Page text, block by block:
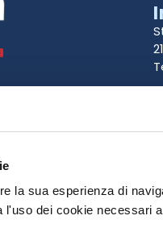
la sua esperienza di
l'uso dei cookie necessari